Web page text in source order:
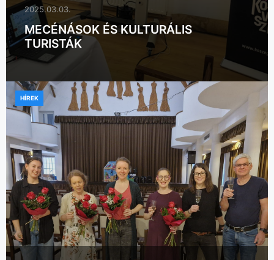
2025.03.03.
MECÉNÁSOK ÉS KULTURÁLIS
TURISTÁK
HÍREK